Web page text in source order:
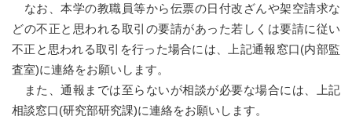
なお、本学の教職員等から伝票の日付改ざんや架空請求な
どの不正と思われる取引の要請があった若しくは要請に従い
不正と思われる取引を行った場合には、上記通報窓口(内部監
査室)に連絡をお願いします。
また、通報までは至らないが相談が必要な場合には、上記
相談窓口(研究部研究課)に連絡をお願いします。